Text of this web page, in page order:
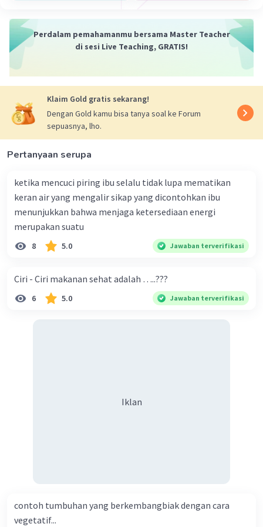
penjelasan ini membantu kamu memahami konsep
meteor dengan lebih baik 🙂
Level 89
02 Januari 2024 13:24
melayang antar galaksi.
Beri Rating Balas
Perdalam pemahamanmu bersama Master Teacher
di sesi Live Teaching, GRATIS!
Klaim Gold gratis sekarang!
Dengan Gold kamu bisa tanya soal ke Forum
sepuasnya, lho.
Pertanyaan serupa
ketika mencuci piring ibu selalu tidak lupa mematikan
keran air yang mengalir sikap yang dicontohkan ibu
menunjukkan bahwa menjaga ketersediaan energi
merupakan suatu
8 5.0 Jawaban terverifikasi
Ciri - Ciri makanan sehat adalah …..???
6 5.0 Jawaban terverifikasi
Iklan
contoh tumbuhan yang berkembangbiak dengan cara
vegetatif...